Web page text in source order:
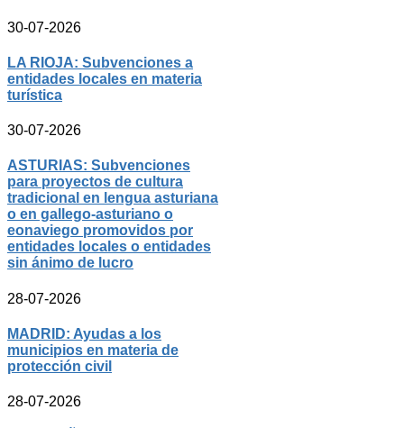
30-07-2026
LA RIOJA: Subvenciones a
entidades locales en materia
turística
30-07-2026
ASTURIAS: Subvenciones
para proyectos de cultura
tradicional en lengua asturiana
o en gallego-asturiano o
eonaviego promovidos por
entidades locales o entidades
sin ánimo de lucro
28-07-2026
MADRID: Ayudas a los
municipios en materia de
protección civil
28-07-2026